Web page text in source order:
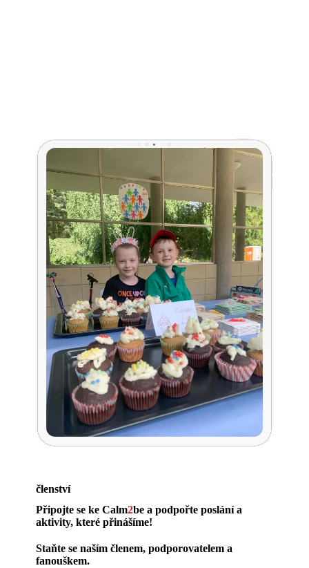
členství
Připojte se ke Calm2be a podpořte poslání a
aktivity, které přinášíme!
Staňte se naším členem, podporovatelem a
fanouškem.